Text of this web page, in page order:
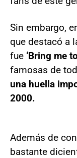
Sin embargo,
que destacó a
fue ‘Bring me
famosas de
una huella
2000.
Además de
bastante